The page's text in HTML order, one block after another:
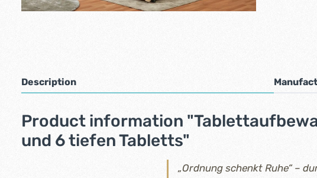
Description
Product information
und 6 tiefen Tabletts"
„Ordnung schenkt Ruhe“ –